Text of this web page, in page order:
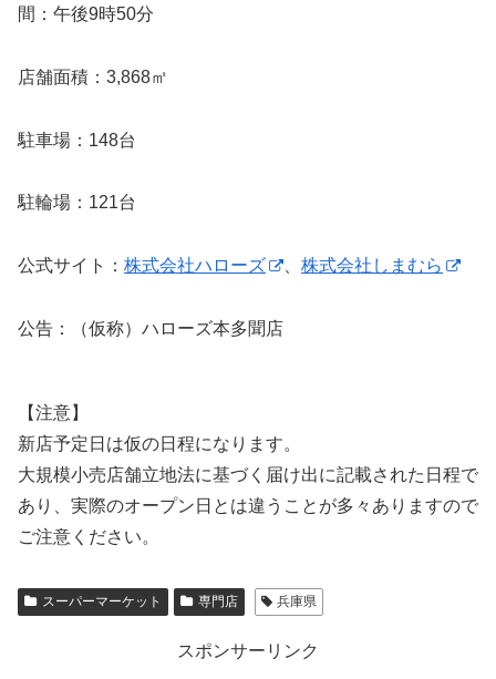
間：午後9時50分
店舗面積：3,868㎡
駐車場：148台
駐輪場：121台
公式サイト： 株式会社ハローズ 株式会社しまむら
公告：（仮称）ハローズ本多聞店
【注意】
新店予定日は仮の日程になります。
大規模小売店舗立地法に基づく届け出に記載された日程で
あり、実際のオープン日とは違うことが多々ありますので
ご注意ください。
スーパーマーケット 専門店 兵庫県
スポンサーリンク